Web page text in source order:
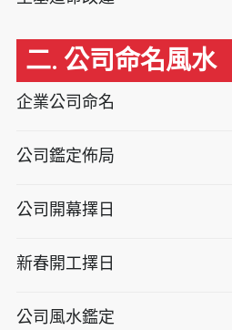
二. 公司命名風水
企業公司命名
公司鑑定佈局
公司開幕擇日
新春開工擇日
公司風水鑑定